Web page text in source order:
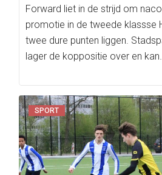
Forward liet in de strijd om
promotie in de tweede klassse
twee dure punten liggen.
lager de koppositie over en
SPORT